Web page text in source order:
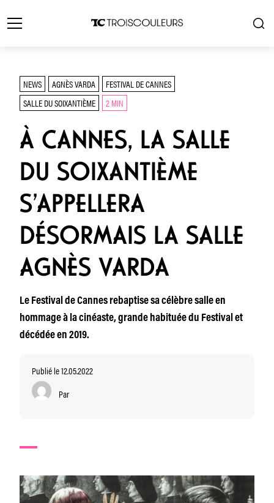
NEWS AGNÈS VARDA
FESTIVAL DE CANNES
SALLE DU SOIXANTIÈME
2 MIN
À CANNES, LA SALLE
DU SOIXANTIÈME
S’APPELLERA
DÉSORMAIS LA SALLE
AGNÈS VARDA
Le Festival de Cannes rebaptise sa célèbre salle en
hommage à la cinéaste, grande habituée du Festival et
décédée en 2019.
Publié le 12.05.2022
Par